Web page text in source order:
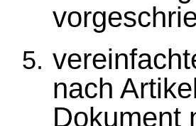
nach
Dokument